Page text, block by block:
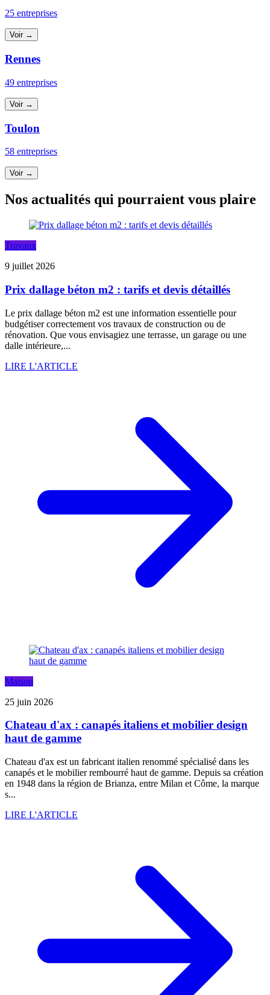
25 entreprises
Voir →
Rennes
49 entreprises
Voir →
Toulon
58 entreprises
Voir →
Nos actualités qui pourraient vous plaire
Travaux
9 juillet 2026
Prix dallage béton m2 : tarifs et devis détaillés
Le prix dallage béton m2 est une information essentielle pour
budgétiser correctement vos travaux de construction ou de
rénovation. Que vous envisagiez une terrasse, un garage ou une
dalle intérieure,...
LIRE L'ARTICLE
Maison
25 juin 2026
Chateau d'ax : canapés italiens et mobilier design
haut de gamme
Chateau d'ax est un fabricant italien renommé spécialisé dans les
canapés et le mobilier rembourré haut de gamme. Depuis sa création
en 1948 dans la région de Brianza, entre Milan et Côme, la marque
s...
LIRE L'ARTICLE